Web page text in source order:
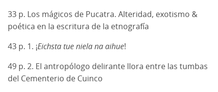
33 p. Los mágicos de Pucatra. Alteridad, exotismo &
poética en la escritura de la etnografía
43 p. 1. ¡Eichsta tue niela na aihue!
49 p. 2. El antropólogo delirante llora entre las tumbas
del Cementerio de Cuinco